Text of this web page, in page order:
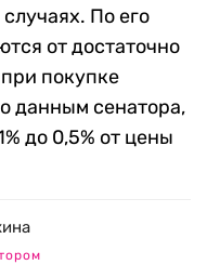
По его
от достаточно
покупке
данным сенатора,
до 0,5% от цены